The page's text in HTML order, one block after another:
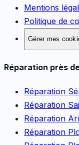
Mentions
Politique de
Gérer mes
Réparation près
Réparation
Réparation
Réparation
Réparation